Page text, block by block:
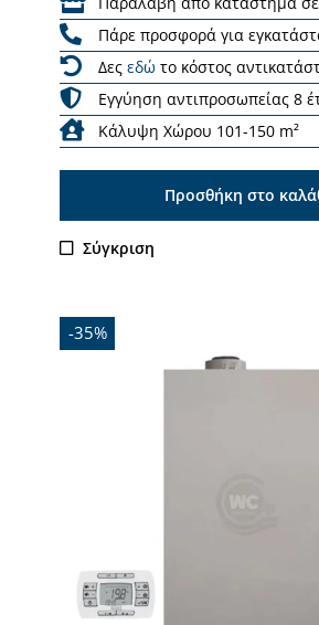
Πάρε προσφορά για
Δες εδώ το κόστος
Εγγύηση αντιπροσωπείας 8
Κάλυψη Χώρου 101-150 m²
Προσθήκη στο
Σύγκριση
-35%